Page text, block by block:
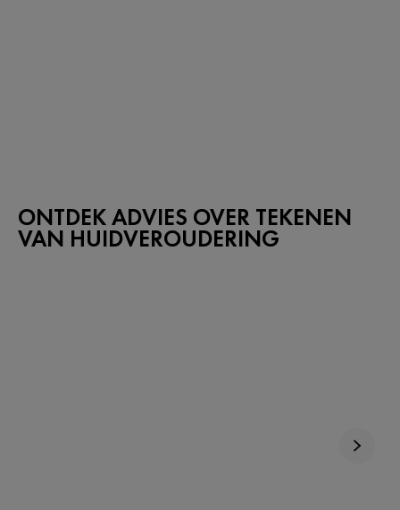
ONTDEK ADVIES OVER TEKENEN
VAN HUIDVEROUDERING